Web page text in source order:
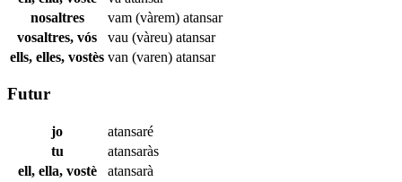
nosaltres
vam (vàrem) atansar
vosaltres, vós
vau (vàreu) atansar
ells, elles, vostès van (varen) atansar
Futur
jo
atansaré
tu
atansaràs
ell, ella, vostè
atansarà